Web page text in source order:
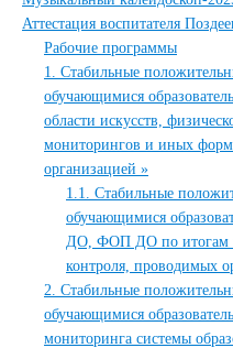
Аттестация воспитателя
Рабочие программы
1. Стабильные
обучающимися
области искусств,
мониторингов и иных
организацией »
1.1. Стабильные
обучающимися
ДО, ФОП ДО по итогам
контроля, проводимых
2. Стабильные
обучающимися
мониторинга системы